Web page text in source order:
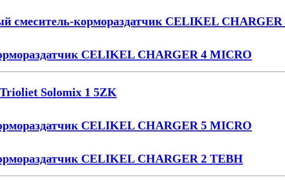
смеситель-кормораздатчик CELIKEL CHARGER
CELIKEL CHARGER 4 MICRO
Solomix 1 5ZK
CELIKEL CHARGER 5 MICRO
CELIKEL CHARGER 2 TEBH